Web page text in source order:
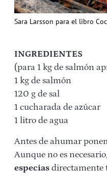
Sara Larsson para el libro
INGREDIENTES
(para 1 kg de salmón
1 kg de salmón
120 g de sal
1 cucharada de azúcar
1 litro de agua
Antes de ahumar
Aunque no es necesario,
especias directamente